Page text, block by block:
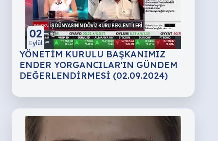
02
Eylül
YÖNETİM KURULU BAŞKANIMIZ
ENDER YORGANCILAR'IN GÜNDEM
DEĞERLENDİRMESİ (02.09.2024)